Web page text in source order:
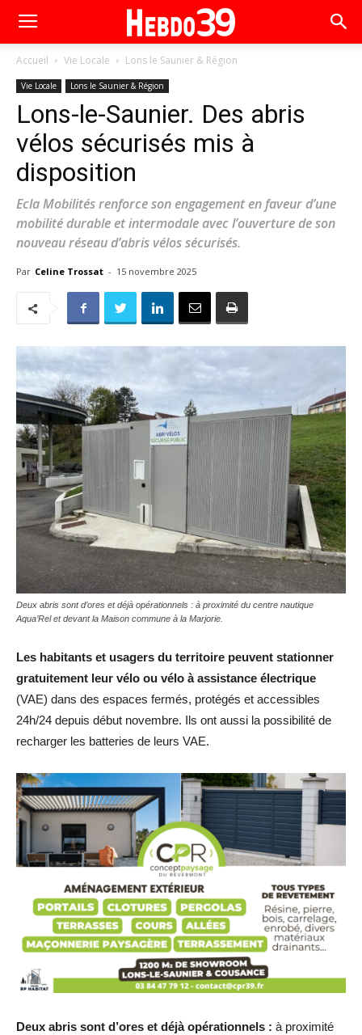
Accueil Vie Locale Lons le Saunier & Région
Vie Locale Lons le Saunier & Région
Lons-le-Saunier. Des abris
vélos sécurisés mis à
disposition
Ecla Mobilités renforce son engagement en faveur d’une
mobilité durable et intermodale avec l’ouverture de son
nouveau réseau d’abris vélos sécurisés.
Par Celine Trossat - 15 novembre 2025
Deux abris sont d’ores et déjà opérationnels : à proximité du centre nautique
Aqua’Rel et devant la Maison commune à la Marjorie.
Les habitants et usagers du territoire peuvent stationner
gratuitement leur vélo ou vélo à assistance électrique
(VAE) dans des espaces fermés, protégés et accessibles
24h/24 depuis début novembre. Ils ont aussi la possibilité de
recharger les batteries de leurs VAE.
Deux abris sont d’ores et déjà opérationnels : à proximité